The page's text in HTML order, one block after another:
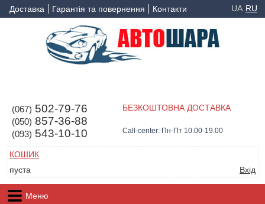
Доставка Гарантія та повернення Контакти UA RU
(067) 502-79-76
(050) 857-36-88
(093) 543-10-10
БЕЗКОШТОВНА ДОСТАВКА
Call-center: Пн-Пт 10.00-19.00
КОШИК
пуста
Вхід
Меню